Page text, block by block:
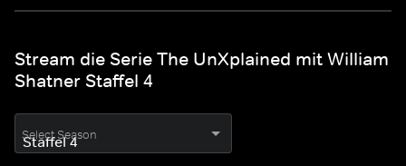
Stream die Serie The UnXplained mit William
Shatner Staffel 4
Select Season